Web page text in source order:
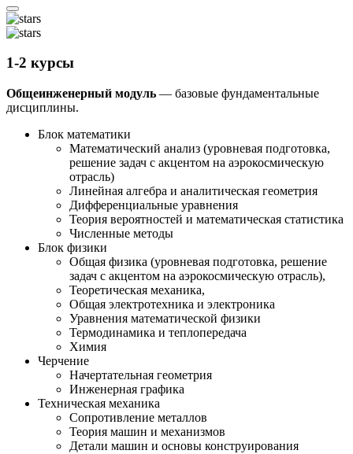
1-2 курсы
Общеинженерный модуль — базовые фундаментальные
дисциплины.
Блок математики
Математический анализ (уровневая подготовка,
решение задач с акцентом на аэрокосмическую
отрасль)
Линейная алгебра и аналитическая геометрия
Дифференциальные уравнения
Теория вероятностей и математическая статистика
Численные методы
Блок физики
Общая физика (уровневая подготовка, решение
задач с акцентом на аэрокосмическую отрасль),
Теоретическая механика,
Общая электротехника и электроника
Уравнения математической физики
Термодинамика и теплопередача
Химия
Черчение
Начертательная геометрия
Инженерная графика
Техническая механика
Сопротивление металлов
Теория машин и механизмов
Детали машин и основы конструирования